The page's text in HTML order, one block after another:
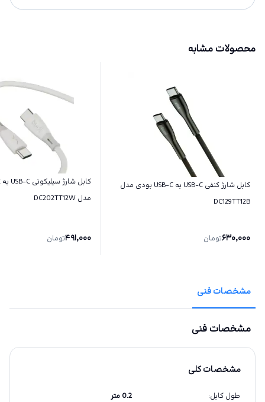
محصولات مشابه
کابل شارژ کنفی ‌USB-C به ‌USB-C بودی مدل
DC129TT12B
630,000تومان
مدل DC202TT12W
491,000تومان
مشخصات فنی
مشخصات فنی
مشخصات کلی
طول کابل: 0.2 متر